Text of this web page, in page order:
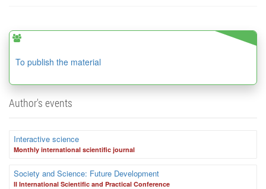
To publish the material
Author's events
Interactive science
Monthly international scientific journal
Society and Science: Future Development
II International Scientific and Practical Conference